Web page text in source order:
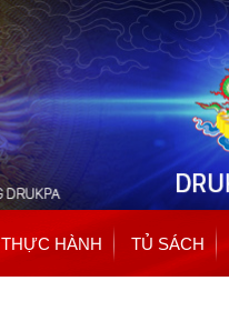
THỰC HÀNH TỦ SÁCH